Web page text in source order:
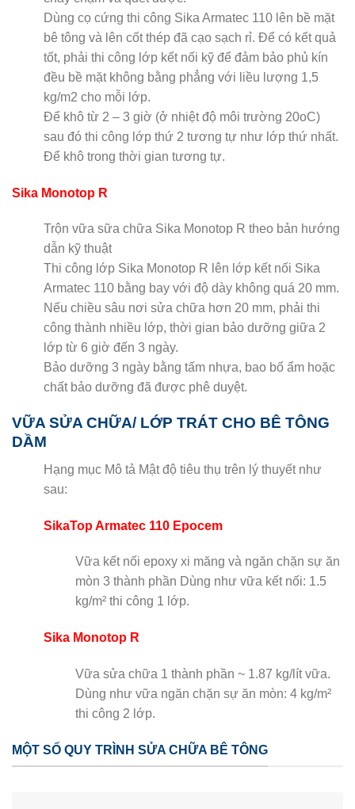
Dùng cọ cứng thi công Sika Armatec 110 lên bề mặt
bê tông và lên cốt thép đã cạo sạch rỉ. Để có kết quả
tốt, phải thi công lớp kết nối kỹ để đảm bảo phủ kín
đều bề mặt không bằng phẳng với liều lượng 1,5
kg/m2 cho mỗi lớp.
Để khô từ 2 – 3 giờ (ở nhiệt độ môi trường 20oC)
sau đó thi công lớp thứ 2 tương tự như lớp thứ nhất.
Để khô trong thời gian tương tự.
Sika Monotop R
Trộn vữa sữa chữa Sika Monotop R theo bản hướng
dẫn kỹ thuật
Thi công lớp Sika Monotop R lên lớp kết nối Sika
Armatec 110 bằng bay với độ dày không quá 20 mm.
Nếu chiều sâu nơi sửa chữa hơn 20 mm, phải thi
công thành nhiều lớp, thời gian bảo dưỡng giữa 2
lớp từ 6 giờ đến 3 ngày.
Bảo dưỡng 3 ngày bằng tấm nhựa, bao bố ẩm hoặc
chất bảo dưỡng đã được phê duyệt.
VỮA SỬA CHỮA/ LỚP TRÁT CHO BÊ TÔNG
DẦM
Hạng mục Mô tả Mật độ tiêu thụ trên lý thuyết như
sau:
SikaTop Armatec 110 Epocem
Vữa kết nối epoxy xi măng và ngăn chặn sự ăn
mòn 3 thành phần Dùng như vữa kết nối: 1.5
kg/m² thi công 1 lớp.
Sika Monotop R
Vữa sửa chữa 1 thành phần ~ 1.87 kg/lít vữa.
Dùng như vữa ngăn chặn sự ăn mòn: 4 kg/m²
thi công 2 lớp.
MỘT SỐ QUY TRÌNH SỬA CHỮA BÊ TÔNG